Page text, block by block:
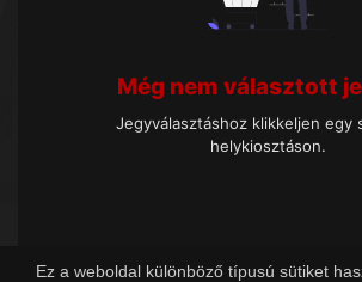
Ez a weboldal különböző típusú sütiket
Még nem választott
Jegyválasztáshoz klikkeljen egy
helykiosztáson.